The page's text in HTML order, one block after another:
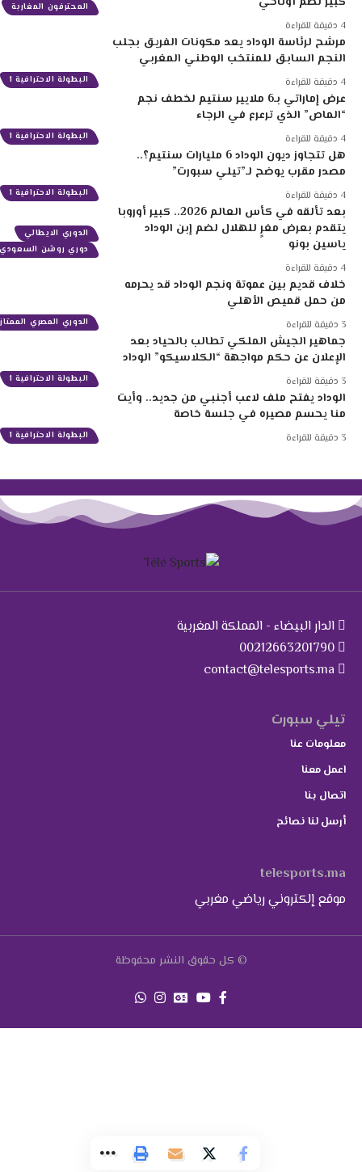
المحترفون المغاربة
البطولة الاحترافية 1
مرشح لرئاسة الوداد يعد مكونات الفريق بجلب
النجم السابق للمنتخب الوطني المغربي
البطولة الاحترافية 1
عرض إماراتي بـ6 ملايير سنتيم لخطف نجم
“الماص” الذي ترعرع في الرجاء
البطولة الاحترافية 1
هل تتجاوز ديون الوداد 6 مليارات سنتيم؟..
مصدر مقرب يوضح لـ”تيلي سبورت”
الدوري الايطالي
دوري روشن السعودي
بعد تألقه في كأس العالم 2026.. كبير أوروبا
يتقدم بعرض مغرٍ للهلال لضم إبن الوداد
ياسين بونو
الدوري المصري الممتاز
خلاف قديم بين عموتة ونجم الوداد قد يحرمه
من حمل قميص الأهلي
البطولة الاحترافية 1
جماهير الجيش الملكي تطالب بالحياد بعد
الإعلان عن حكم مواجهة “الكلاسيكو” الوداد
البطولة الاحترافية 1
الوداد يفتح ملف لاعب أجنبي من جديد.. وأيت
منا يحسم مصيره في جلسة خاصة
الدار البيضاء - المملكة المغربية
00212663201790
contact@telesports.ma
تيلي سبورت
معلومات عنا
اعمل معنا
اتصال بنا
أرسل لنا نصائح
telesports.ma
موقع إلكتروني رياضي مغربي
© كل حقوق النشر محفوظة